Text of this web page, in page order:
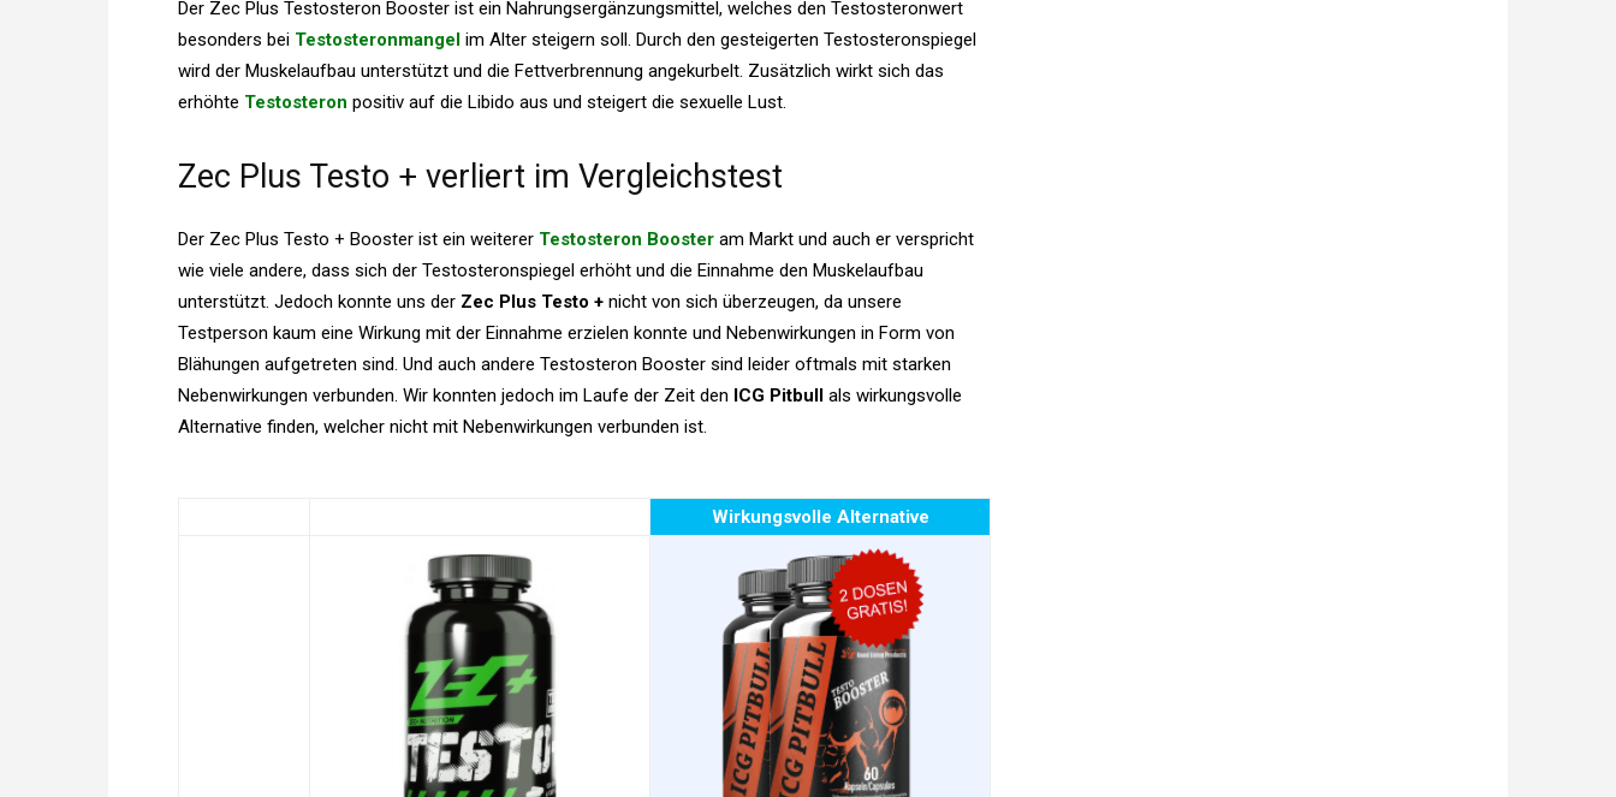
Der Zec Plus Testosteron Booster ist ein Nahrungsergänzungsmittel, welches den Testosteronwert
besonders bei Testosteronmangel im Alter steigern soll. Durch den gesteigerten Testosteronspiegel
wird der Muskelaufbau unterstützt und die Fettverbrennung angekurbelt. Zusätzlich wirkt sich das
erhöhte Testosteron positiv auf die Libido aus und steigert die sexuelle Lust.
Zec Plus Testo + verliert im Vergleichstest
Der Zec Plus Testo + Booster ist ein weiterer Testosteron Booster am Markt und auch er verspricht
wie viele andere, dass sich der Testosteronspiegel erhöht und die Einnahme den Muskelaufbau
unterstützt. Jedoch konnte uns der Zec Plus Testo + nicht von sich überzeugen, da unsere
Testperson kaum eine Wirkung mit der Einnahme erzielen konnte und Nebenwirkungen in Form von
Blähungen aufgetreten sind. Und auch andere Testosteron Booster sind leider oftmals mit starken
Nebenwirkungen verbunden. Wir konnten jedoch im Laufe der Zeit den ICG Pitbull als wirkungsvolle
Alternative finden, welcher nicht mit Nebenwirkungen verbunden ist.
Wirkungsvolle Alternative